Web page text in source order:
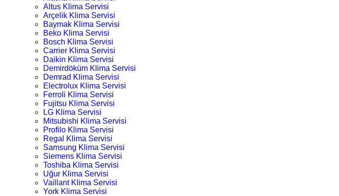
Altus Klima Servisi
Arçelik Klima Servisi
Baymak Klima Servisi
Beko Klima Servisi
Bosch Klima Servisi
Carrier Klima Servisi
Daikin Klima Servisi
Demirdöküm Klima Servisi
Demrad Klima Servisi
Electrolux Klima Servisi
Ferroli Klima Servisi
Fujitsu Klima Servisi
LG Klima Servisi
Mitsubishi Klima Servisi
Profilo Klima Servisi
Regal Klima Servisi
Samsung Klima Servisi
Siemens Klima Servisi
Toshiba Klima Servisi
Uğur Klima Servisi
Vaillant Klima Servisi
York Klima Servisi